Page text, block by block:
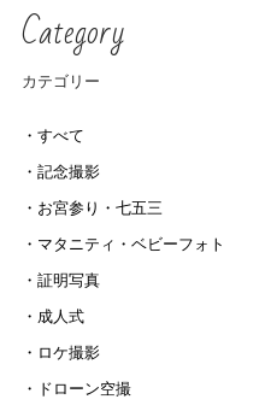
Category
カテゴリー
すべて
記念撮影
お宮参り・七五三
マタニティ・ベビーフォト
証明写真
成人式
ロケ撮影
ドローン空撮